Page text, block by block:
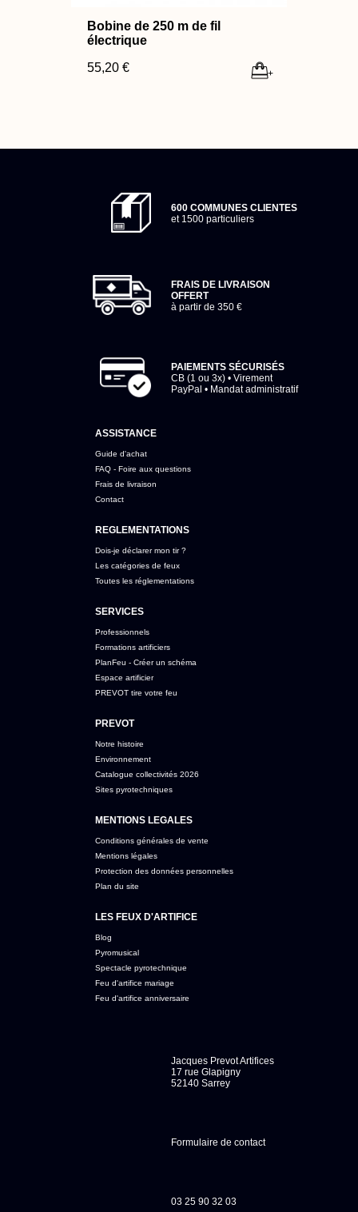
Bobine de 250 m de fil
électrique
55,20 €
+
600 COMMUNES CLIENTES
et 1500 particuliers
FRAIS DE LIVRAISON
OFFERT
à partir de 350 €
PAIEMENTS SÉCURISÉS
CB (1 ou 3x) • Virement
PayPal • Mandat administratif
ASSISTANCE
Guide d'achat
FAQ - Foire aux questions
Frais de livraison
Contact
REGLEMENTATIONS
Dois-je déclarer mon tir ?
Les catégories de feux
Toutes les réglementations
SERVICES
Professionnels
Formations artificiers
PlanFeu - Créer un schéma
Espace artificier
PREVOT tire votre feu
PREVOT
Notre histoire
Environnement
Catalogue collectivités 2026
Sites pyrotechniques
MENTIONS LEGALES
Conditions générales de vente
Mentions légales
Protection des données personnelles
Plan du site
LES FEUX D'ARTIFICE
Blog
Pyromusical
Spectacle pyrotechnique
Feu d'artifice mariage
Feu d'artifice anniversaire
Jacques Prevot Artifices
17 rue Glapigny
52140 Sarrey
Formulaire de contact
03 25 90 32 03